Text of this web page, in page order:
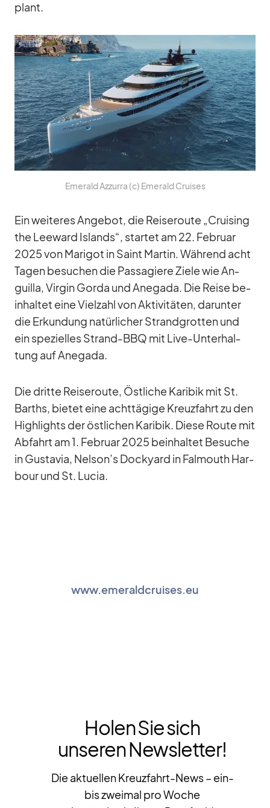
plant.
Emer­ald Az­zurra (c) Emer­ald Crui­ses
Ein wei­te­res An­ge­bot, die Rei­se­route „Crui­sing
the Lee­ward Is­lands“, star­tet am 22. Fe­bruar
2025 von Ma­ri­got in Saint Mar­tin. Wäh­rend acht
Ta­gen be­su­chen die Pas­sa­giere Ziele wie An­
guilla, Vir­gin Gorda und An­e­gada. Die Reise be­
inhal­tet eine Viel­zahl von Ak­ti­vi­tä­ten, dar­un­ter
die Er­kun­dung na­tür­li­cher Strand­grot­ten und
ein spe­zi­el­les Strand-BBQ mit Live-Un­ter­hal­
tung auf An­e­gada.
Die dritte Rei­se­route, Öst­li­che Ka­ri­bik mit St.
Barths, bie­tet eine acht­tä­gige Kreuz­fahrt zu den
High­lights der öst­li­chen Ka­ri­bik. Diese Route mit
Ab­fahrt am 1. Fe­bruar 2025 be­inhal­tet Be­su­che
in Gustavia, Nelson’s Do­ck­yard in Fal­mouth Har­
bour und St. Lu­cia.
www.emeraldcruises.eu
Holen Sie sich
unseren Newsletter!
Die aktuellen Kreuzfahrt-News – ein-
bis zweimal pro Woche